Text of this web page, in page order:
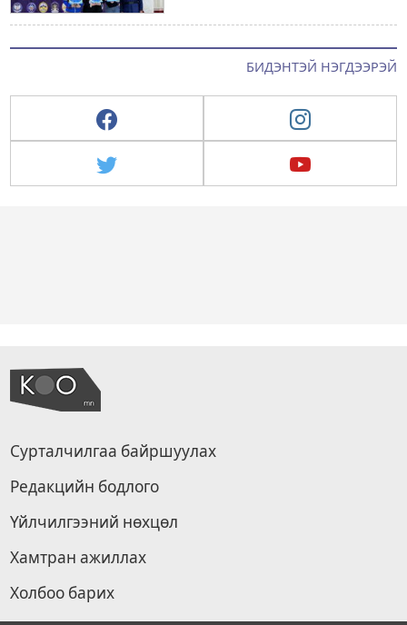
БИДЭНТЭЙ НЭГДЭЭРЭЙ
Сурталчилгаа байршуулах
Редакцийн бодлого
Үйлчилгээний нөхцөл
Хамтран ажиллах
Холбоо барих